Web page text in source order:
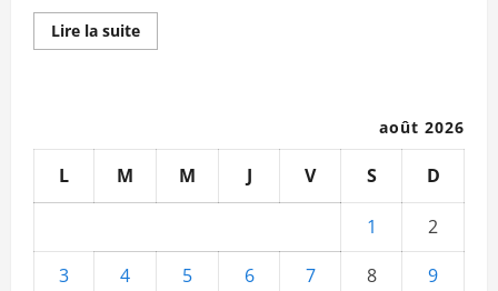
Lire la suiteEn
savoir
Europe-
Les
Fondation
l’UE lancent
août 2026
L M M J V S D
1
2
3
4 5 6 7 8
9